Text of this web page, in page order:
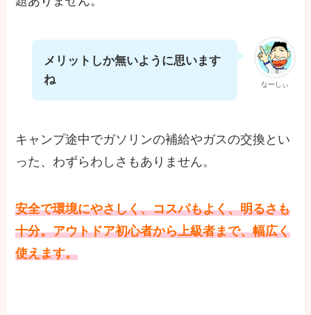
なーしぃ
メリットしか無いように思います
ね
キャンプ途中でガソリンの補給やガスの交換とい
った、わずらわしさもありません。
安全で環境にやさしく、コスパもよく、明るさも
十分。アウトドア初心者から上級者まで、幅広く
使えます。